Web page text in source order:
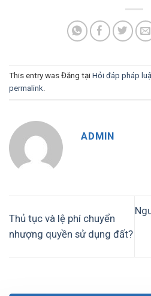
This entry was Đăng tại Hỏi đáp pháp
permalink.
ADMIN
Thủ tục và lệ phí chuyển
nhượng quyền sử dụng đất?